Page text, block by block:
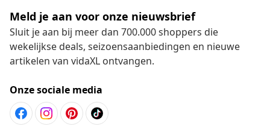
Meld je aan voor onze nieuwsbrief
Sluit je aan bij meer dan 700.000 shoppers die
wekelijkse deals, seizoensaanbiedingen en nieuwe
artikelen van vidaXL ontvangen.
Onze sociale media